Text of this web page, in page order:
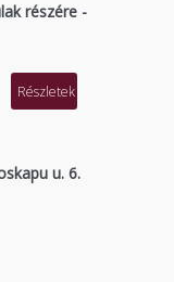
részére -
Részletek
u. 6.